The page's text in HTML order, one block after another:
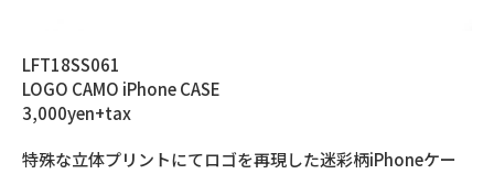
LFT18SS061
LOGO CAMO iPhone CASE
3,000yen+tax
特殊な立体プリントにてロゴを再現した迷彩柄iPhoneケー